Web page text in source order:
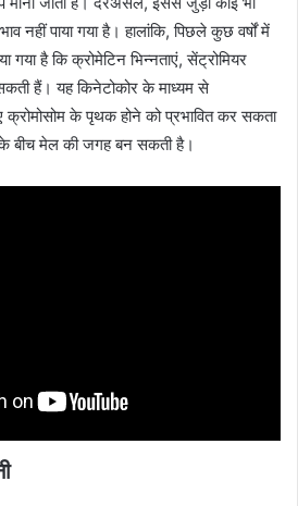
नहीं पाया गया है। हालांकि, पिछले कुछ वर्षों में
गया है कि क्रोमेटिन भिन्नताएं, सेंट्रोमियर
हैं। यह किनेटोकोर के माध्यम से
क्रोमोसोम के पृथक होने को प्रभावित कर सकता
बीच मेल की जगह बन सकती है।